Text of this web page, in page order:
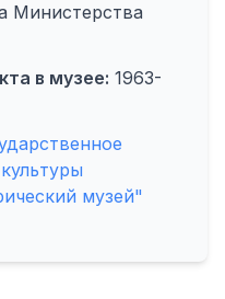
Министерства
в музее: 1963-
музей"